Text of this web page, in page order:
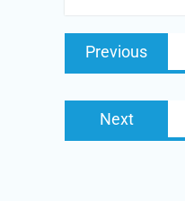
Post
menyusi
Previous
Next